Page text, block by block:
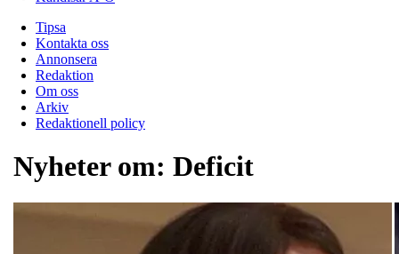
Tipsa
Kontakta oss
Annonsera
Redaktion
Om oss
Arkiv
Redaktionell policy
Nyheter om: Deficit